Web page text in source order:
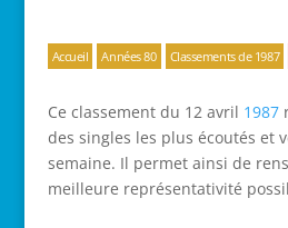
Accueil Années 80 Classements de 1987
Ce classement du 12 avril 1987
des singles les plus écoutés et
semaine. Il permet ainsi de
meilleure représentativité